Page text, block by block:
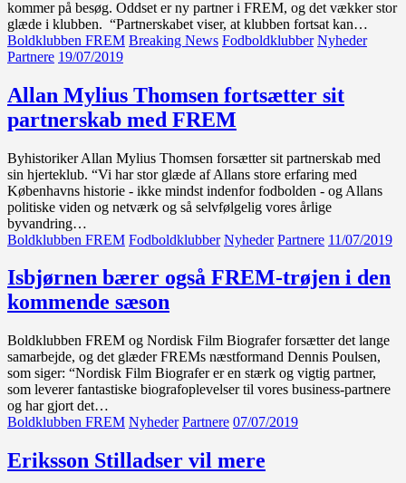
kommer på besøg. Oddset er ny partner i FREM, og det vækker stor
glæde i klubben. “Partnerskabet viser, at klubben fortsat kan…
Boldklubben FREM Breaking News Fodboldklubber Nyheder
Partnere 19/07/2019
Allan Mylius Thomsen fortsætter sit
partnerskab med FREM
Byhistoriker Allan Mylius Thomsen forsætter sit partnerskab med
sin hjerteklub. “Vi har stor glæde af Allans store erfaring med
Københavns historie - ikke mindst indenfor fodbolden - og Allans
politiske viden og netværk og så selvfølgelig vores årlige
byvandring…
Boldklubben FREM Fodboldklubber Nyheder Partnere 11/07/2019
Isbjørnen bærer også FREM-trøjen i den
kommende sæson
Boldklubben FREM og Nordisk Film Biografer forsætter det lange
samarbejde, og det glæder FREMs næstformand Dennis Poulsen,
som siger: “Nordisk Film Biografer er en stærk og vigtig partner,
som leverer fantastiske biografoplevelser til vores business-partnere
og har gjort det…
Boldklubben FREM Nyheder Partnere 07/07/2019
Eriksson Stilladser vil mere